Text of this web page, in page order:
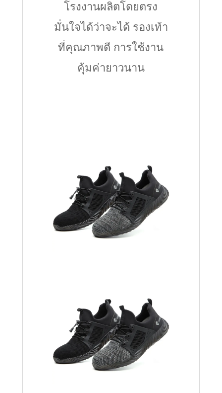
โรงงานผลิตโดยตรง
มั่นใจได้ว่าจะได้ รองเท้า
ที่คุณภาพดี การใช้งาน
คุ้มค่ายาวนาน